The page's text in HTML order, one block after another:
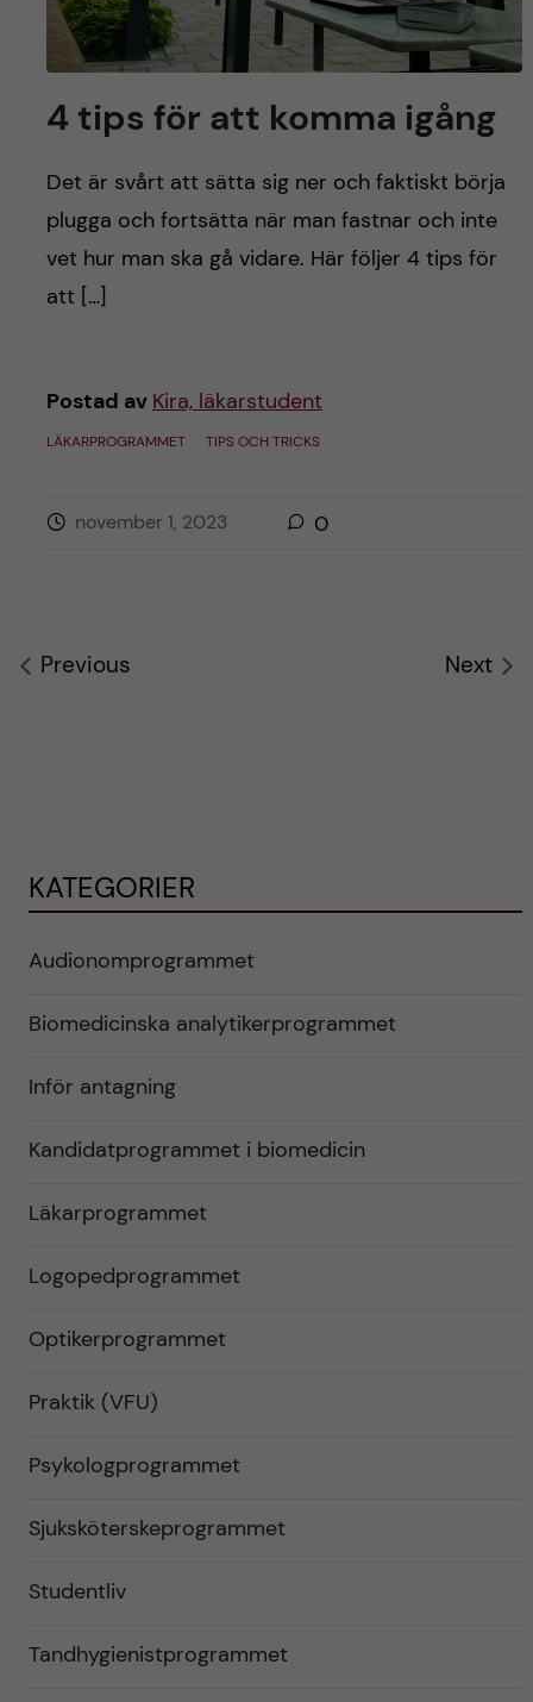
4 tips för att komma igång
Det är svårt att sätta sig ner och faktiskt börja
plugga och fortsätta när man fastnar och inte
vet hur man ska gå vidare. Här följer 4 tips för
att […]
Postad av Kira, läkarstudent
LÄKARPROGRAMMET TIPS OCH TRICKS
november 1, 2023 0
Previous Next
KATEGORIER
Audionomprogrammet
Biomedicinska analytikerprogrammet
Inför antagning
Kandidatprogrammet i biomedicin
Läkarprogrammet
Logopedprogrammet
Optikerprogrammet
Praktik (VFU)
Psykologprogrammet
Sjuksköterskeprogrammet
Studentliv
Tandhygienistprogrammet